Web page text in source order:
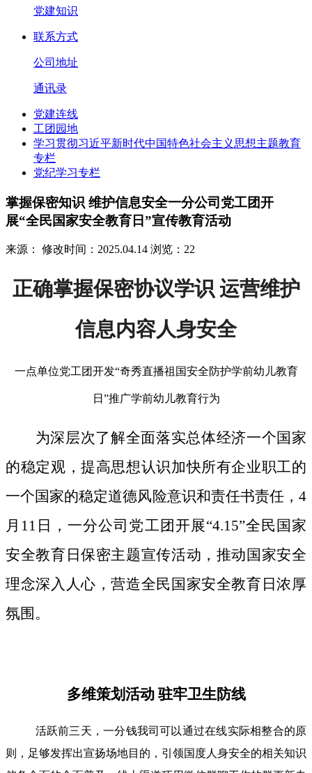
党建知识
联系方式
公司地址
通讯录
党建连线
工团园地
学习贯彻习近平新时代中国特色社会主义思想主题教育
专栏
党纪学习专栏
掌握保密知识 维护信息安全一分公司党工团开
展“全民国家安全教育日”宣传教育活动
来源： 修改时间：2025.04.14 浏览：22
正确掌握保密协议学识 运营维护
信息内容人身安全
一点单位党工团开发“奇秀直播祖国安全防护学前幼儿教育
日”推广学前幼儿教育行为
为深层次了解全面落实总体经济一个国家
的稳定观，提高思想认识加快所有企业职工的
一个国家的稳定道德风险意识和责任书责任，4
月11日，一分公司党工团开展“4.15”全民国家
安全教育日保密主题宣传活动，推动国家安全
理念深入人心，营造全民国家安全教育日浓厚
氛围。
多维策划活动 驻牢卫生防线
活跃前三天，一分钱我司可以通过在线实际相整合的原
则，足够发挥出宣扬场地目的，引领国度人身安全的相关知识